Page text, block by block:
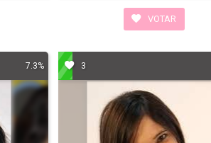
VOTAR
7.3% 3